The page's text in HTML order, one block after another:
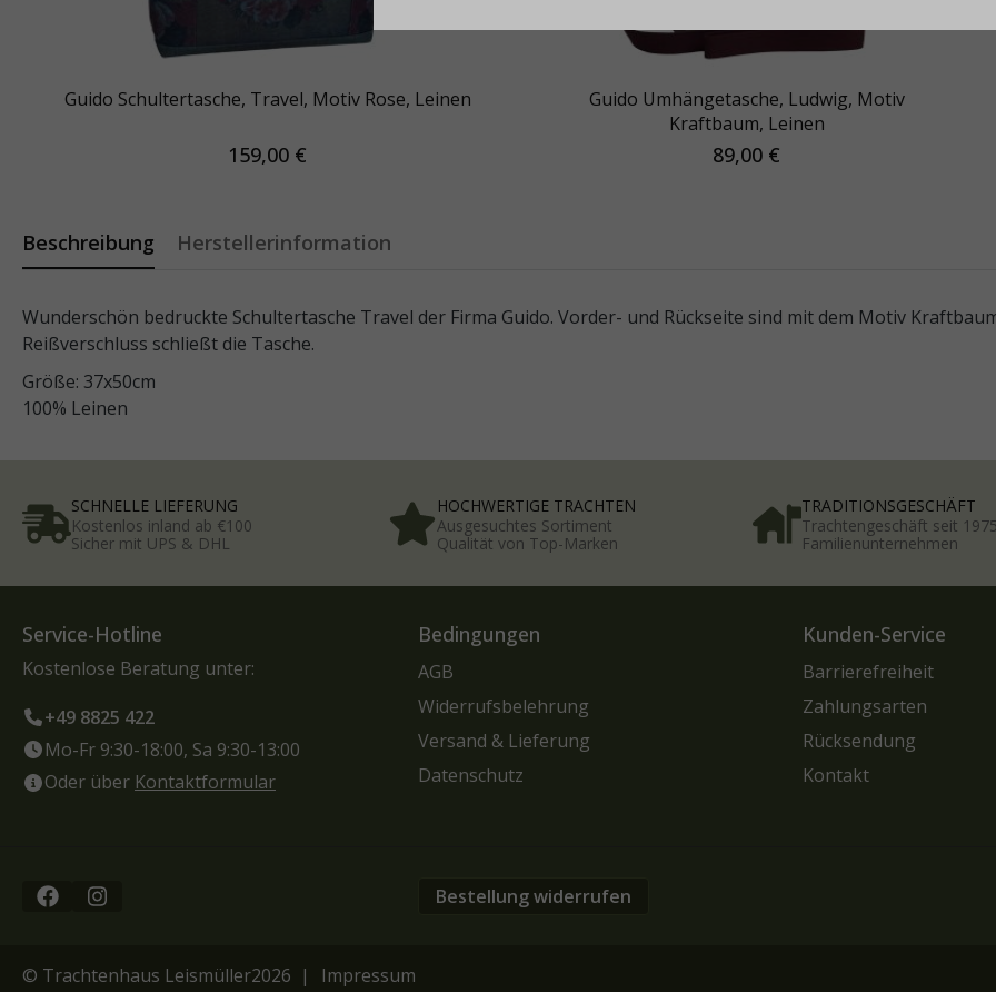
Guido Schultertasche, Travel, Motiv Rose, Leinen
159,00 €
Guido Umhängetasche, Ludwig, Motiv
Kraftbaum, Leinen
89,00 €
Beschreibung Herstellerinformation
Wunderschön bedruckte Schultertasche Travel der Firma Guido. Vorder- und Rückseite sind mit dem Motiv
Reißverschluss schließt die Tasche.
Größe: 37x50cm
100% Leinen
SCHNELLE LIEFERUNG
Kostenlos inland ab €100
Sicher mit UPS & DHL
HOCHWERTIGE TRACHTEN
Ausgesuchtes Sortiment
Qualität von Top-Marken
TRADITIONSGESCHÄFT
Trachtengeschäft seit 1975
Familienunternehmen
Service-Hotline
Kostenlose Beratung unter:
+49 8825 422
Mo-Fr 9:30-18:00, Sa 9:30-13:00
Oder über Kontaktformular
Bedingungen
AGB
Widerrufsbelehrung
Versand & Lieferung
Datenschutz
Kunden-Service
Barrierefreiheit
Zahlungsarten
Rücksendung
Kontakt
Bestellung widerrufen
© Trachtenhaus Leismüller2026 | Impressum